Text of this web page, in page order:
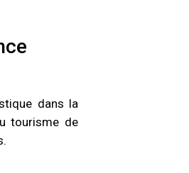
dans la
tourisme de